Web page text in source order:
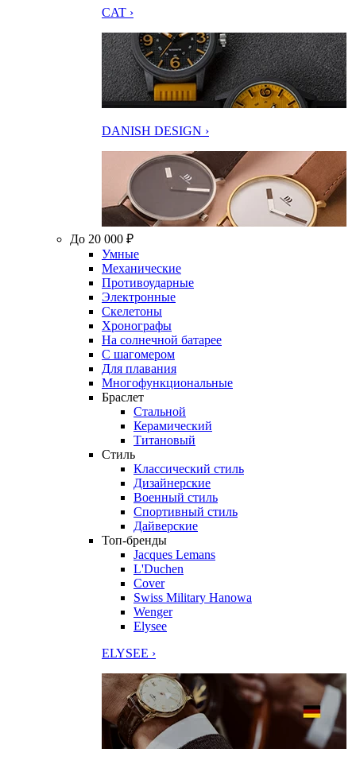
CAT ›
DANISH DESIGN ›
До 20 000 ₽
Умные
Механические
Противоударные
Электронные
Скелетоны
Хронографы
На солнечной батарее
С шагомером
Для плавания
Многофункциональные
Браслет
Стальной
Керамический
Титановый
Стиль
Классический стиль
Дизайнерские
Военный стиль
Спортивный стиль
Дайверские
Топ-бренды
Jacques Lemans
L'Duchen
Cover
Swiss Military Hanowa
Wenger
Elysee
ELYSEE ›